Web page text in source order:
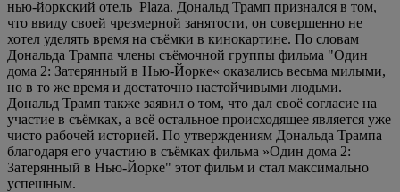
нью-йоркский отель Plaza. Дональд Трамп признался в том,
что ввиду своей чрезмерной занятости, он совершенно не
хотел уделять время на съёмки в кинокартине. По словам
Дональда Трампа члены съёмочной группы фильма "Один
дома 2: Затерянный в Нью-Йорке« оказались весьма милыми,
но в то же время и достаточно настойчивыми людьми.
Дональд Трамп также заявил о том, что дал своё согласие на
участие в съёмках, а всё остальное происходящее является уже
чисто рабочей историей. По утверждениям Дональда Трампа
благодаря его участию в съёмках фильма »Один дома 2:
Затерянный в Нью-Йорке" этот фильм и стал максимально
успешным.